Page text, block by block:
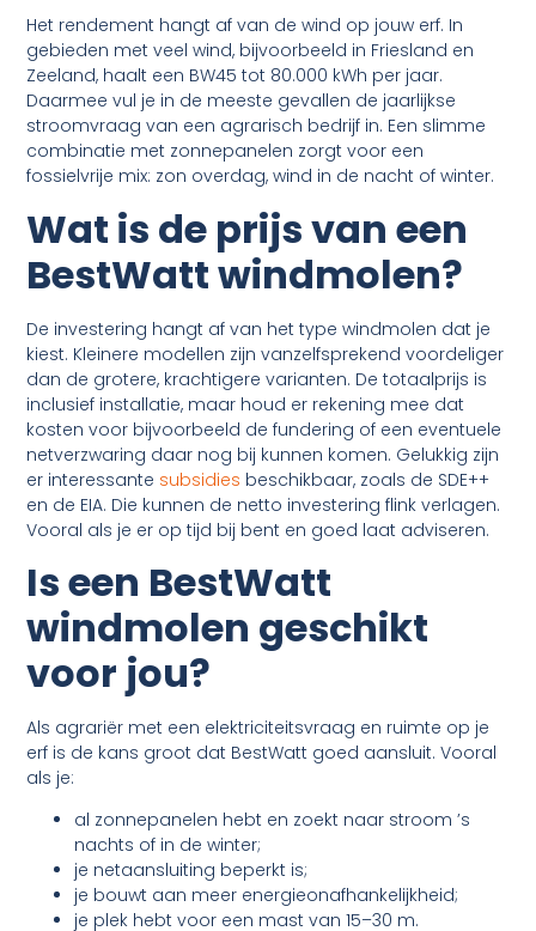
Het rendement hangt af van de wind op jouw erf. In
gebieden met veel wind, bijvoorbeeld in Friesland en
Zeeland, haalt een BW45 tot 80.000 kWh per jaar.
Daarmee vul je in de meeste gevallen de jaarlijkse
stroomvraag van een agrarisch bedrijf in. Een slimme
combinatie met zonnepanelen zorgt voor een
fossielvrije mix: zon overdag, wind in de nacht of winter.
Wat is de prijs van een
BestWatt windmolen?
De investering hangt af van het type windmolen dat je
kiest. Kleinere modellen zijn vanzelfsprekend voordeliger
dan de grotere, krachtigere varianten. De totaalprijs is
inclusief installatie, maar houd er rekening mee dat
kosten voor bijvoorbeeld de fundering of een eventuele
netverzwaring daar nog bij kunnen komen. Gelukkig zijn
er interessante subsidies beschikbaar, zoals de SDE++
en de EIA. Die kunnen de netto investering flink verlagen.
Vooral als je er op tijd bij bent en goed laat adviseren.
Is een BestWatt
windmolen geschikt
voor jou?
Als agrariër met een elektriciteitsvraag en ruimte op je
erf is de kans groot dat BestWatt goed aansluit. Vooral
als je:
al zonnepanelen hebt en zoekt naar stroom ’s
nachts of in de winter;
je netaansluiting beperkt is;
je bouwt aan meer energieonafhankelijkheid;
je plek hebt voor een mast van 15–30 m.